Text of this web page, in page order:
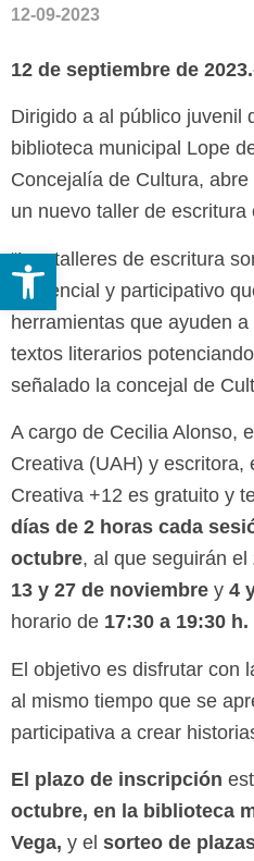
12-09-2023
12 de septiembre de
Dirigido a al público juvenil
biblioteca municipal Lope
Concejalía de Cultura,
un nuevo taller de escritura
“Los talleres de escritura
presencial y participativo
herramientas que ayuden
textos literarios
señalado la concejal de
A cargo de Cecilia Alonso,
Creativa (UAH) y escritora,
Creativa +12 es gratuito y
días de 2 horas cada
octubre, al que seguirán el
13 y 27 de noviembre y 4
horario de 17:30 a 19:30 h.
El objetivo es disfrutar con
al mismo tiempo que se
participativa a crear
El plazo de inscripción
octubre, en la biblioteca
Vega, y el sorteo de
Abrir barra de